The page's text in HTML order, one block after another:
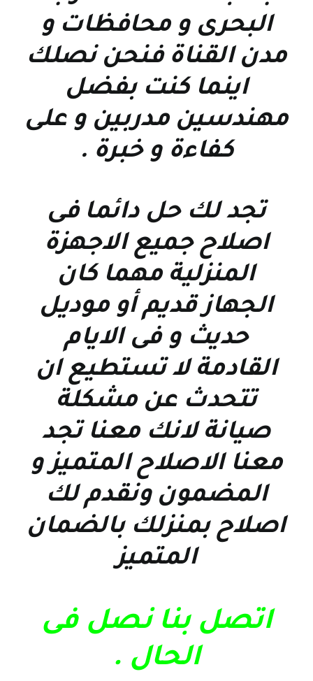
البحرى و محافظات و
مدن القناة فنحن نصلك
اينما كنت بفضل
مهندسين مدربين و على
كفاءة و خبرة .
تجد لك حل دائما فى
اصلاح جميع الاجهزة
المنزلية مهما كان
الجهاز قديم أو موديل
حديث و فى الايام
القادمة لا تستطيع ان
تتحدث عن مشكلة
صيانة لانك معنا تجد
معنا الاصلاح المتميز و
المضمون ونقدم لك
اصلاح بمنزلك بالضمان
المتميز
اتصل بنا نصل فى
الحال .